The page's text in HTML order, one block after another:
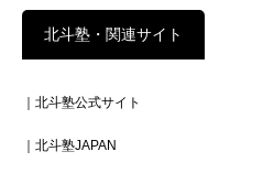
北斗塾・関連サイト
｜北斗塾公式サイト
｜北斗塾JAPAN